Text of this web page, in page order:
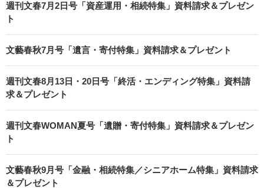
週刊文春7月2日号「資産運用・相続特集」資料請求＆プレゼン
ト
文藝春秋7月号「遺言・寄付特集」資料請求＆プレゼント
週刊文春8月13日・20日号「終活・エンディング特集」資料請
求＆プレゼント
週刊文春WOMAN夏号「遺贈・寄付特集」資料請求＆プレゼン
ト
文藝春秋9月号「金融・相続特集／シニアホーム特集」資料請求
＆プレゼント